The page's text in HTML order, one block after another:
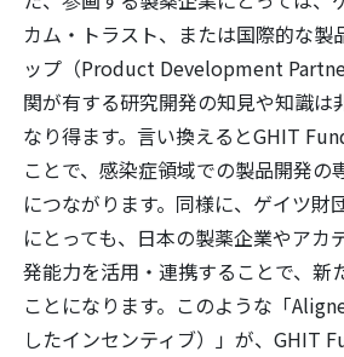
カム・トラスト、または国際的な製
ップ（Product Development
関が有する研究開発の知見や知識は
なり得ます。言い換えるとGHIT
ことで、感染症領域での製品開発の
につながります。同様に、ゲイツ財
にとっても、日本の製薬企業やアカ
発能力を活用・連携することで、新
ことになります。このような「
したインセンティブ）」が、GHIT